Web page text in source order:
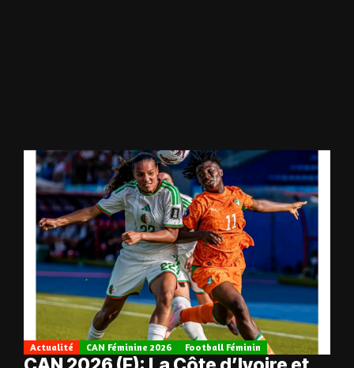
Actualité CAN Féminine 2026 Football Féminin